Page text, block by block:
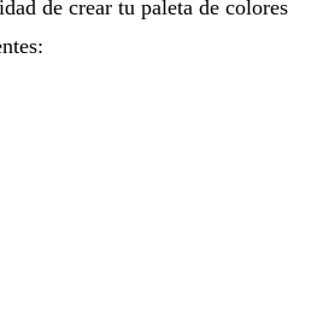
de crear tu paleta de colores